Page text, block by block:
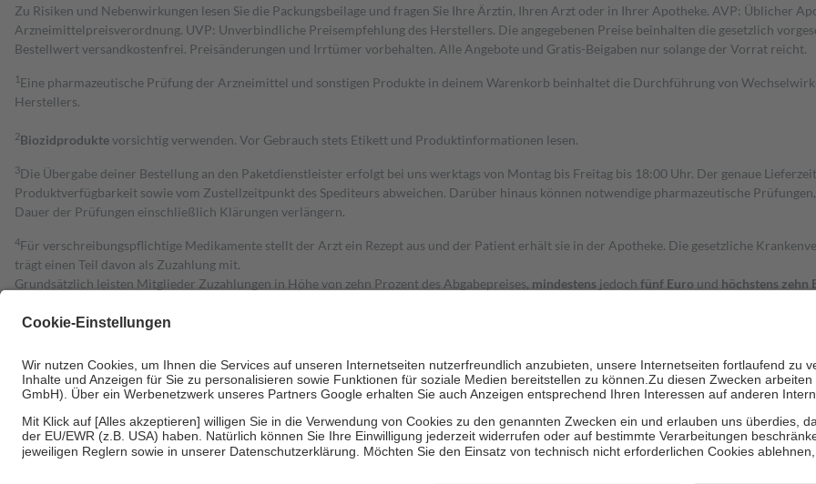
Zu Risiken und Nebenwirkungen lesen Sie die Packungsbeilage und fragen Sie Ihre Ärztin, Ihren Arzt oder in Ihrer Apotheke. AVP: Üblicher
Arzneimittelpreisverordnung. UVP: Unverbindliche Preisempfehlung des Herstellers. Die angegebenen Preise beinhalten die gesetzlich
Bestell­wert versand­kosten­frei. Preisänderungen und Irrtümer vorbehalten. Alle Angebote und Gratis-Beigaben nur solange der Vorrat reicht.
1 Eine pharmazeutische Prüfung der Arzneimittel und sonstigen Produkte in deinem Warenkorb beinhaltet die Durchführung von
Herstellers.
2Biozidproduktevorsichtig verwenden. Vor Gebrauch stets Etikett und Produktinformationen lesen.
3Die Übergabe deiner Bestellung an den Paketdienstleister erfolgt bei uns werktags von Montag bis Freitag bis 18:00 Uhr. Der genaue
Produktverfügbarkeit sowie vom Zustellzeitpunkt des Spediteurs abweichen. Darüber hinaus können notwendige pharmazeutische
Dauer der Prüfungen einschließlich Klärungen verlängern.
4Für verschreibungspflichtige Medikamente stellt der Arzt ein Rezept aus und der Patient erhält sie in der Apotheke. Die gesetzliche
trägt einen Teil davon als Zuzahlung mit.
Grundsätzlich leisten Mitglieder Zuzahlungen in Höhe von zehn Prozent des Abgabepreises, mindestens jedoch fünf Euro und höchstens zehn
Diese Regeln gelten grundsätzlich auch für Online-Apotheken.
Um das Engagement der Versicherten für ihre eigene Gesundheit zu stärken und die besondere Stellung der Familie zu unterstützen, fallen
• Kindern und Jugendlichen bis zum vollendeten 18. Lebensjahr mit Ausnahme der Fahrkosten
• Untersuchungen zur Vorsorge und Früherkennung, die von der GKV getragen werden
• empfohlenen Schutzimpfungen
• Harn- und Blutteststreifen